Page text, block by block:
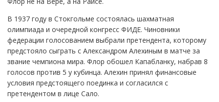
В 1937 году в Стокгольме состоялась шахматная
олимпиада и очередной конгресс ФИДЕ. Чиновники
федерации голосованием выбрали претендента, которому
предстояло сыграть с Александром Алехиным в матче за
звание чемпиона мира. Флор обошел Капабланку, набрав 8
голосов против 5 у кубинца. Алехин принял финансовые
условия предстоящего поединка и согласился с
претендентом в лице Сало.